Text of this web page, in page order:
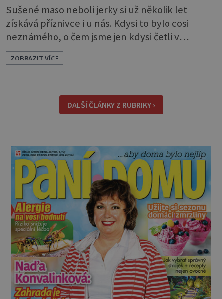
Sušené maso neboli jerky si už několik let
získává příznivce i u nás. Kdysi to bylo cosi
neznámého, o čem jsme jen kdysi četli v
knihách o americkém západě. Dneska si je
můžeme klidně koupit, ale také, což je ještě
během dne a určitě se vám hodí na výletě,
protože v batohu nezabere téměř žádné místo
ZOBRAZIT VÍCE
DALŠÍ ČLÁNKY Z RUBRIKY ›